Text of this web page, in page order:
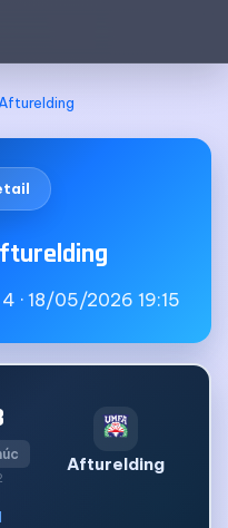
· 18/05/2026 19:15
Afturelding